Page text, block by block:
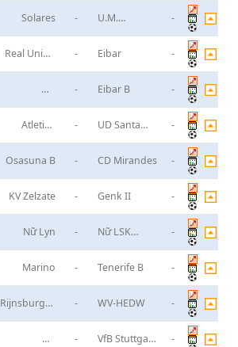
Solares -
U.M.
-
Real Union
- Eibar -
UD
- Eibar B -
Atletico
-
UD Santa
-
Osasuna B - CD Mirandes -
KV Zelzate - Genk II -
Nữ Lyn -
Nữ LSK
-
Marino - Tenerife B -
Rijnsburgse
- WV-HEDW -
Nữ
-
VfB Stuttgart
-